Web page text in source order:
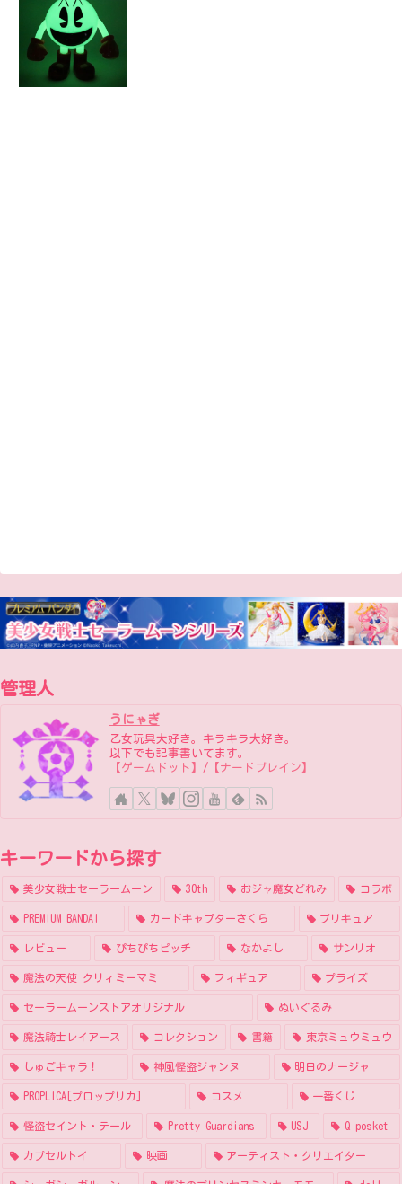
管理人
うにゃぎ
乙女玩具大好き。キラキラ大好き。
以下でも記事書いてます。
【ゲームドット】
/ 【ナードブレイン】
キーワードから探す
美少女戦士セーラームーン 30th おジャ魔女どれみ コラボ
PREMIUM BANDAI カードキャプターさくら プリキュア
レビュー ぴちぴちピッチ なかよし サンリオ
魔法の天使 クリィミーマミ フィギュア プライズ
セーラームーンストアオリジナル ぬいぐるみ
魔法騎士レイアース コレクション 書籍 東京ミュウミュウ
しゅごキャラ！ 神風怪盗ジャンヌ 明日のナージャ
PROPLICA[プロップリカ] コスメ 一番くじ
怪盗セイント・テール Pretty Guardians USJ Q posket
カプセルトイ 映画 アーティスト・クリエイター